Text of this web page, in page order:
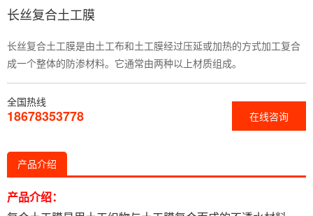
长丝复合土工膜
长丝复合土工膜是由土工布和土工膜经过压延或加热的方式加工复合
成一个整体的防渗材料。它通常由两种以上材质组成。
在线咨询
全国热线
18678353778
产品介绍
产品介绍：